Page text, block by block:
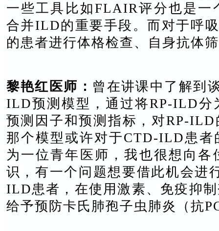
一些工具比如FLAIR评分也是一
合并ILD的重要手段。而对于呼
的患者进行体格检查、自身抗体
黎艳红医师： 曾在讲课中了解到
ILD预测模型，通过将RP-ILD分
预测因子和预测指标，对RP-
那个模型或许对于CTD-ILD患
为一位青年医师，我也很想向
识，有一个问题想要借此机会进
ILD患者，在使用激素、免疫抑
给予预防卡氏肺孢子虫肺炎（抗